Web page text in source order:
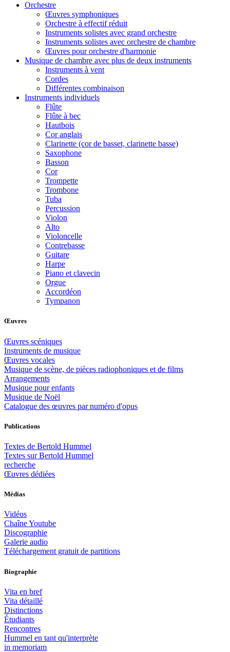
Orchestre
Œuvres symphoniques
Orchestre à effectif réduit
Instruments solistes avec grand orchestre
Instruments solistes avec orchestre de chambre
Œuvres pour orchestre d'harmonie
Musique de chambre avec plus de deux instruments
Instruments à vent
Cordes
Différentes combinaison
Instruments individuels
Flûte
Flûte à bec
Hautbois
Cor anglais
Clarinette (cor de basset, clarinette basse)
Saxophone
Basson
Cor
Trompette
Trombone
Tuba
Percussion
Violon
Alto
Violoncelle
Contrebasse
Guitare
Harpe
Piano et clavecin
Orgue
Accordéon
Tympanon
Œuvres
Œuvres scéniques
Instruments de musique
Œuvres vocales
Musique de scène, de pièces radiophoniques et de films
Arrangements
Musique pour enfants
Musique de Noël
Catalogue des œuvres par numéro d'opus
Publications
Textes de Bertold Hummel
Textes sur Bertold Hummel
recherche
Œuvres dédiées
Médias
Vidéos
Chaîne Youtube
Discographie
Galerie audio
Téléchargement gratuit de partitions
Biographie
Vita en bref
Vita détaillé
Distinctions
Étudiants
Rencontres
Hummel en tant qu'interprète
in memoriam